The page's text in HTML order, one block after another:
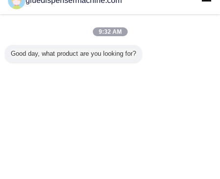
ผลิตภัณฑ์ทั้งหมด
9:32 AM
Good day, what product are you looking for?